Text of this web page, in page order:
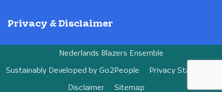
Privacy & Disclaimer
Nederlands Blazers Ensemble
Sustainably Developed by Go2People Privacy Statement
Disclaimer Sitemap